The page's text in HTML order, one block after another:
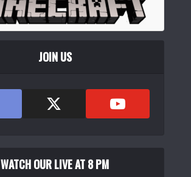
JOIN US
WATCH OUR LIVE AT 8 PM